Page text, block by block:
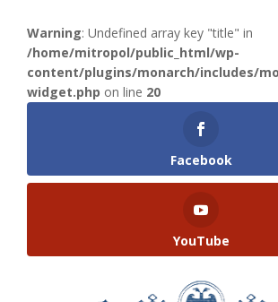
Warning: Undefined array key "title" in
/home/mitropol/public_html/wp-
content/plugins/monarch/includes/
widget.php on line 20
Facebook
YouTube